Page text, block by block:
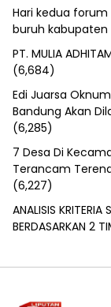
Hari kedua forum
buruh kabupaten
PT. MULIA
(6,684)
Edi Juarsa
Bandung Akan
(6,285)
7 Desa Di
Terancam
(6,227)
ANALISIS KRITERIA
BERDASARKAN 2